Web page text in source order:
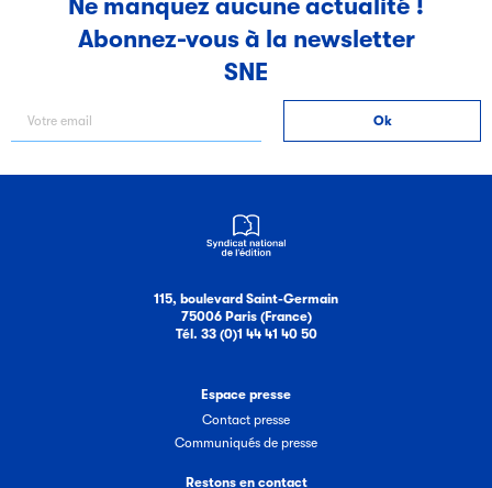
Ne manquez aucune actualité !
Abonnez-vous à la newsletter
SNE
115, boulevard Saint-Germain
75006 Paris (France)
Tél. 33 (0)1 44 41 40 50
Espace presse
Contact presse
Communiqués de presse
Restons en contact
Filéas
des acteurs de la filière du livre. Suivez les ventes de vos
ouvrages grâce à Filéas.